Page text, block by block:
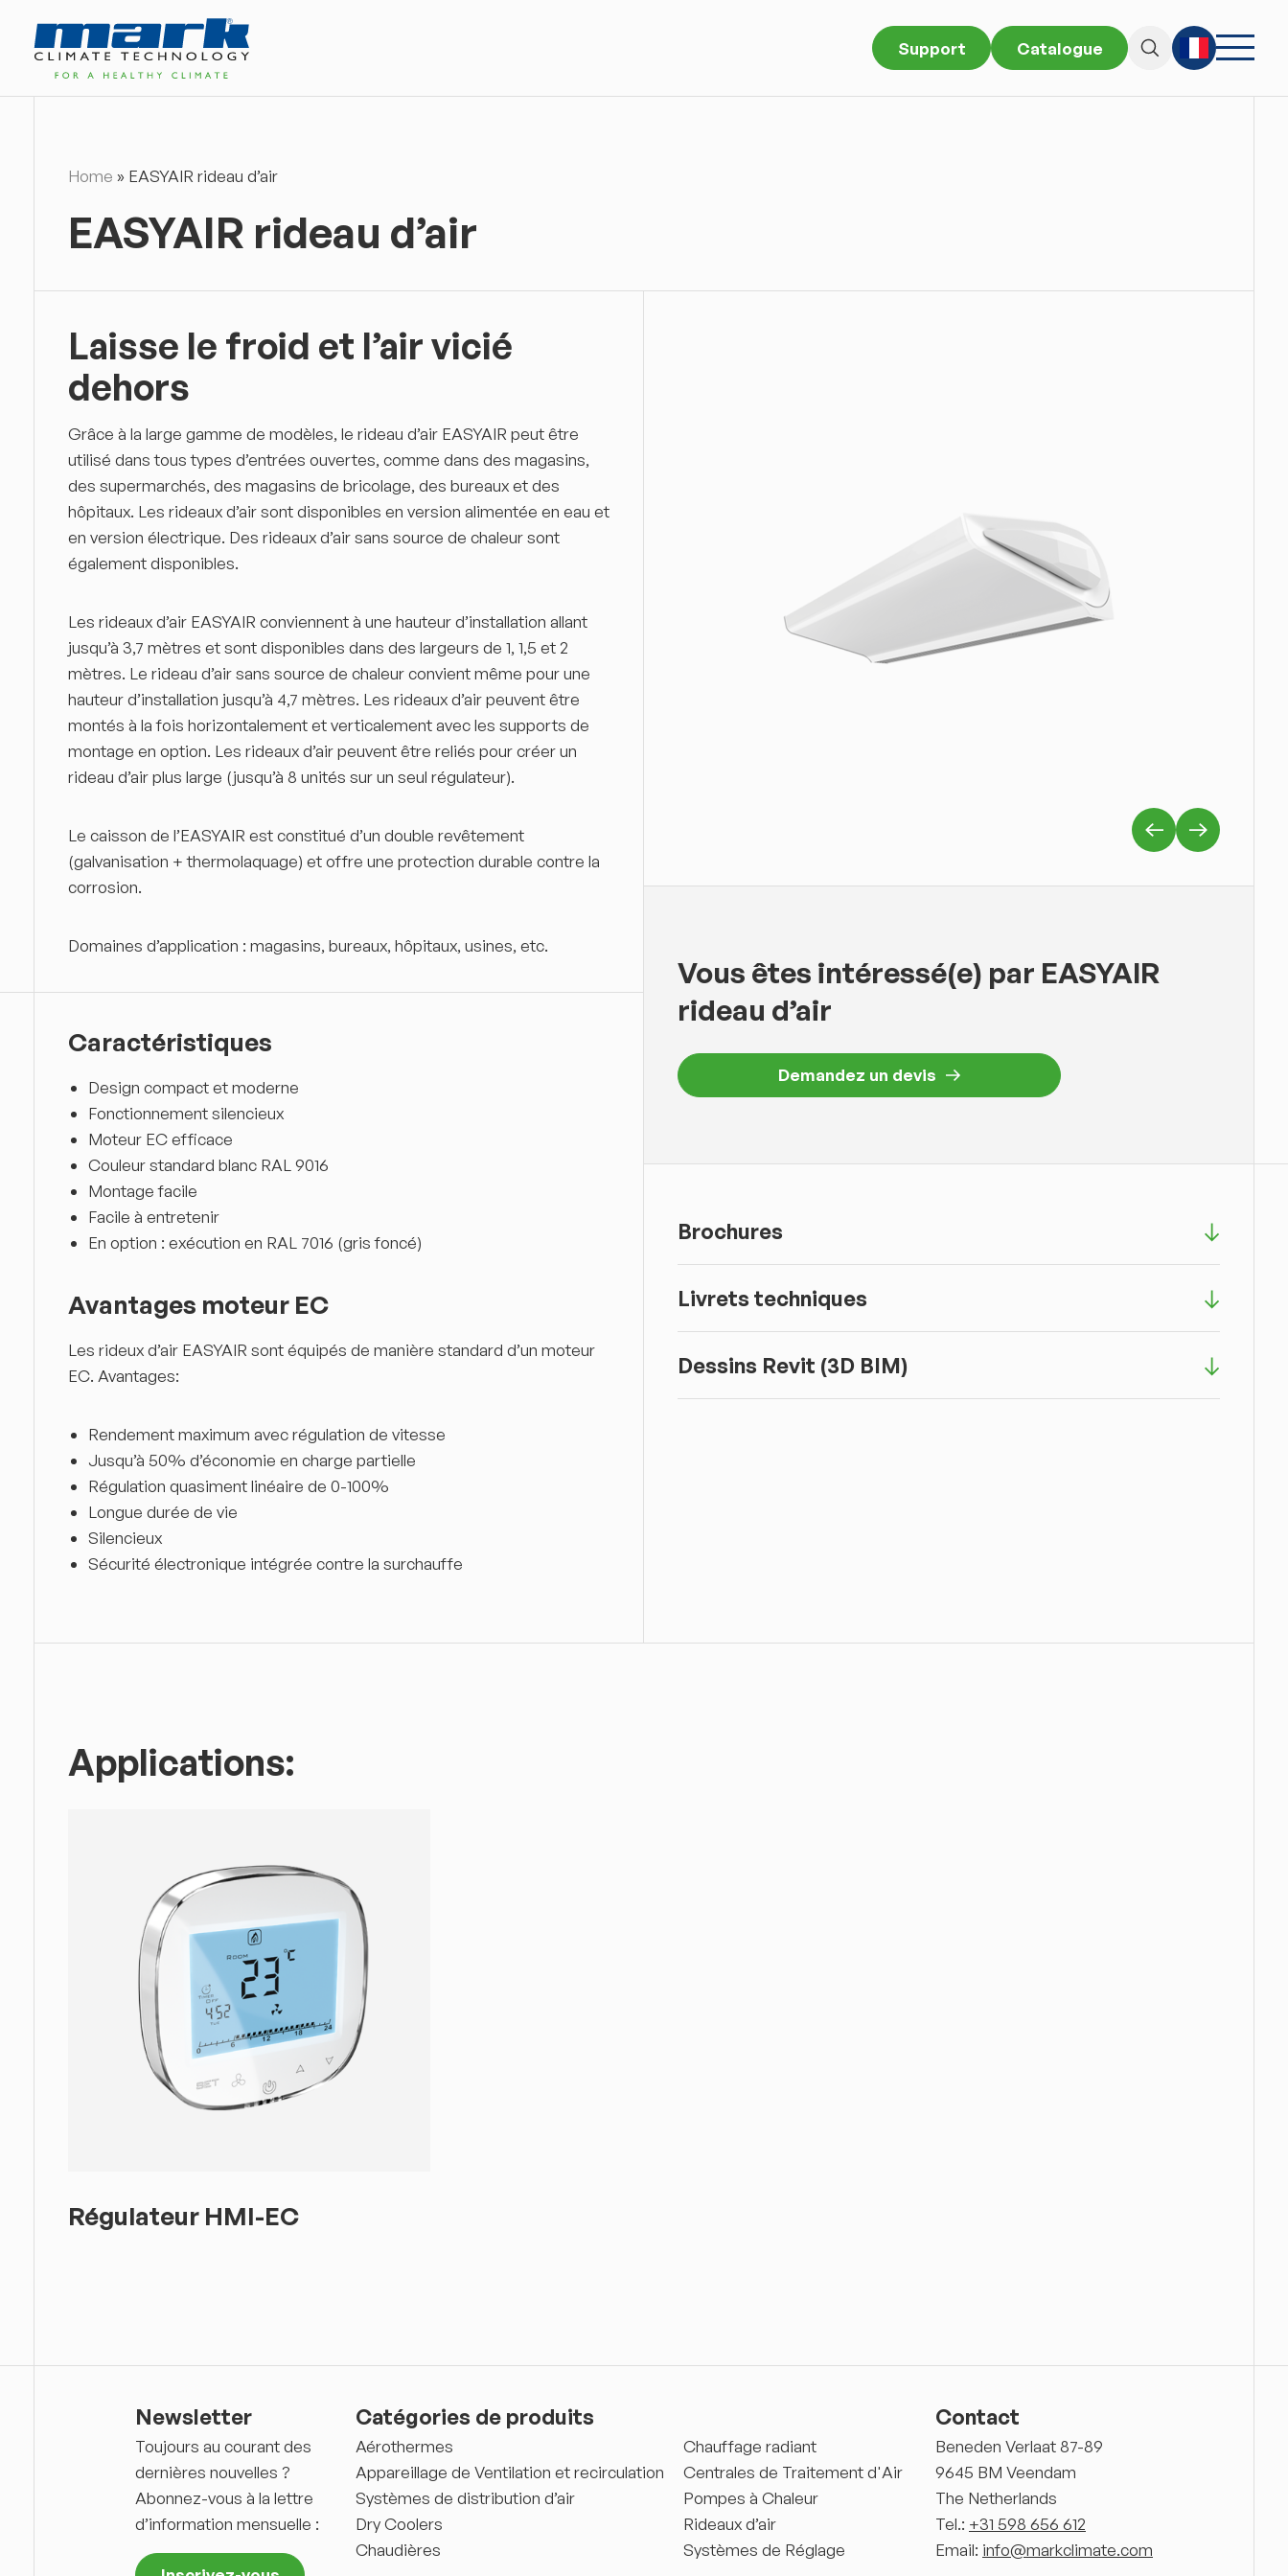
Support Catalogue
Home » EASYAIR rideau d’air
EASYAIR rideau d’air
Laisse le froid et l’air vicié
dehors
Grâce à la large gamme de modèles, le rideau d’air EASYAIR peut être
utilisé dans tous types d’entrées ouvertes, comme dans des magasins,
des supermarchés, des magasins de bricolage, des bureaux et des
hôpitaux. Les rideaux d’air sont disponibles en version alimentée en eau et
en version électrique. Des rideaux d’air sans source de chaleur sont
également disponibles.
Les rideaux d’air EASYAIR conviennent à une hauteur d’installation allant
jusqu’à 3,7 mètres et sont disponibles dans des largeurs de 1, 1,5 et 2
mètres. Le rideau d’air sans source de chaleur convient même pour une
hauteur d’installation jusqu’à 4,7 mètres. Les rideaux d’air peuvent être
montés à la fois horizontalement et verticalement avec les supports de
montage en option. Les rideaux d’air peuvent être reliés pour créer un
rideau d’air plus large (jusqu’à 8 unités sur un seul régulateur).
Le caisson de l’EASYAIR est constitué d’un double revêtement
(galvanisation + thermolaquage) et offre une protection durable contre la
corrosion.
Domaines d’application : magasins, bureaux, hôpitaux, usines, etc.
Caractéristiques
Design compact et moderne
Fonctionnement silencieux
Moteur EC efficace
Couleur standard blanc RAL 9016
Montage facile
Facile à entretenir
En option : exécution en RAL 7016 (gris foncé)
Avantages moteur EC
Les rideux d’air EASYAIR sont équipés de manière standard d’un moteur
EC. Avantages:
Rendement maximum avec régulation de vitesse
Jusqu’à 50% d’économie en charge partielle
Régulation quasiment linéaire de 0-100%
Longue durée de vie
Silencieux
Sécurité électronique intégrée contre la surchauffe
Vous êtes intéressé(e) par EASYAIR
rideau d’air
Demandez un devis
Brochures
Livrets techniques
Dessins Revit (3D BIM)
Applications:
Régulateur HMI-EC
Newsletter
Toujours au courant des
dernières nouvelles ?
Abonnez-vous à la lettre
d’information mensuelle :
Catégories de produits
Aérothermes
Chauffage radiant
Appareillage de Ventilation et recirculation
Centrales de Traitement d'Air
Systèmes de distribution d’air
Pompes à Chaleur
Dry Coolers
Rideaux d’air
Chaudières
Systèmes de Réglage
Contact
Beneden Verlaat 87-89
9645 BM Veendam
The Netherlands
Tel.: +31 598 656 612
Email: info@markclimate.com